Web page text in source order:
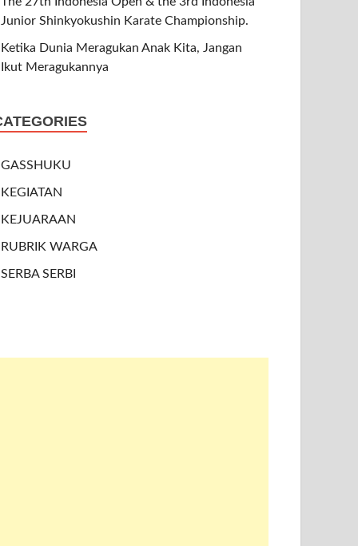
Junior Shinkyokushin Karate Championship.
Ketika Dunia Meragukan Anak Kita, Jangan
Ikut Meragukannya
GASSHUKU
KEGIATAN
KEJUARAAN
RUBRIK WARGA
SERBA SERBI